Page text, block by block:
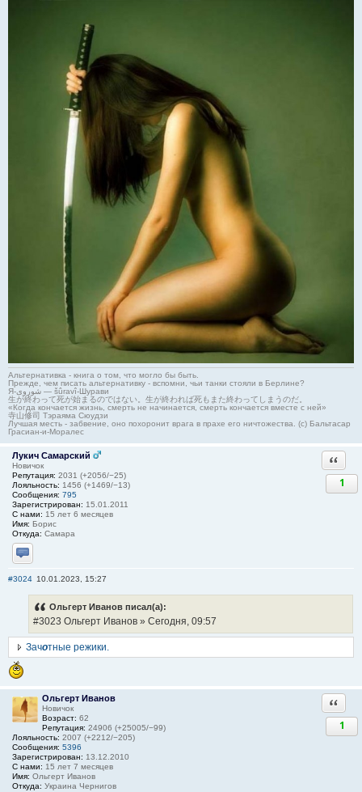
Альтернативка - книга о том, что могло бы быть.
Прежде, чем писать альтернативку - вспомни, чьи танки стояли в Берлине?
Я-شوروی — šûravî-Шурави
生が終わって死が始まるのではない。生が終われば死もまた終わってしまうのだ。
«Когда кончается жизнь, смерть не начинается, смерть кончается вместе с ней»
寺山修司 Тэраяма Сюудзи
Лучшая месть - забвение, оно похоронит врага в прахе его ничтожества. (с) Бальтасар
Грасиан-и-Моралес
Лукич Самарский
Новичок
Репутация: 2031 (+2056/−25)
Лояльность: 1456 (+1469/−13)
Сообщения: 795
Зарегистрирован: 15.01.2011
С нами: 15 лет 6 месяцев
Имя: Борис
Откуда: Самара
Отправить личное сообщение
1
#3024 10.01.2023, 15:27
Ольгерт Иванов писал(а):
#3023 Ольгерт Иванов » Сегодня, 09:57
Зачотные режики.
Ольгерт Иванов
Новичок
Возраст: 62
Репутация: 24906 (+25005/−99)
Лояльность: 2007 (+2212/−205)
Сообщения: 5396
Зарегистрирован: 13.12.2010
С нами: 15 лет 7 месяцев
Имя: Ольгерт Иванов
Откуда: Украина Чернигов
1